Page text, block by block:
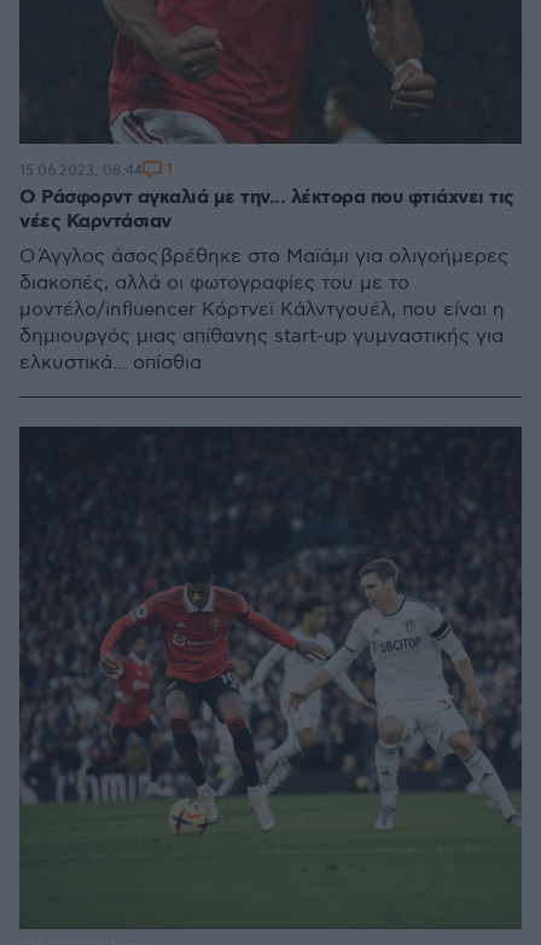
Ο Ράσφορντ αγκαλιά με την... λέκτορα που φτιάχνει τις
νέες Καρντάσιαν
Ο Άγγλος άσος βρέθηκε στο Μαϊάμι για ολιγοήμερες
διακοπές, αλλά οι φωτογραφίες του με το
μοντέλο/influencer Κόρτνεϊ Κάλντγουέλ, που είναι η
δημιουργός μιας απίθανης start-up γυμναστικής για
ελκυστικά... οπίσθια
15.06.2023, 08:44 1